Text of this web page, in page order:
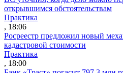
открывшимся обстоятельствам
Практика
, 18:06
Росреестр предложил новый
кадастровой стоимости
Практика
, 18:00